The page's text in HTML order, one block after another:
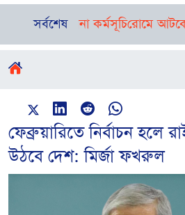
সর্বশেষ
নানা কর্মসূচিরোমে আটকে থাকা
ফেব্রুয়ারিতে নির্বাচন হলে
উঠবে দেশ: মির্জা ফখরু‌ল